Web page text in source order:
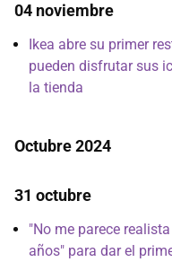
04 noviembre
Ikea abre su primer
pueden disfrutar sus
la tienda
Octubre 2024
31 octubre
"No me parece
años" para dar el